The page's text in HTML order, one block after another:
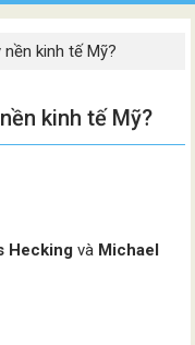
kinh tế Mỹ?
kinh tế Mỹ?
Hecking và Michael